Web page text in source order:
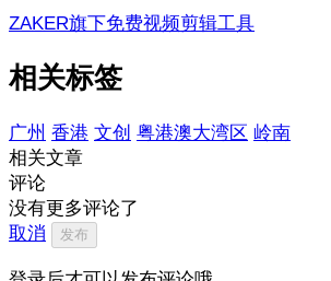
ZAKER旗下免费视频剪辑工具
相关标签
广州 香港 文创 粤港澳大湾区 岭南
相关文章
评论
没有更多评论了
取消
发布